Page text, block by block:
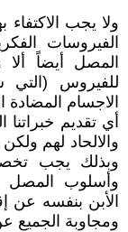
ولا يجب
الفيروسات
المصل أيضاً
للفيروس
الاجسام المضادة
أي تقديم
والالحاد لهم
وبذلك يجب
وأسلوب المصل
الأبن بنفسه عن
ومجاوبة الجميع